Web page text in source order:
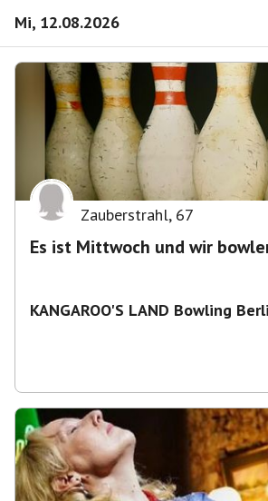
Mi, 12.08.2026
Zauberstrahl, 67
Es ist Mittwoch und wir
KANGAROO'S LAND Bowling